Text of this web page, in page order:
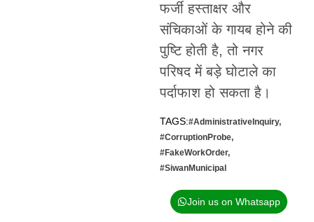
फर्जी हस्ताक्षर और
संचिकाओं के गायब होने की
पुष्टि होती है, तो नगर
परिषद में बड़े घोटाले का
पर्दाफाश हो सकता है।
TAGS:#AdministrativeInquiry,
#CorruptionProbe,
#FakeWorkOrder,
#SiwanMunicipal
Join us on Whatsapp